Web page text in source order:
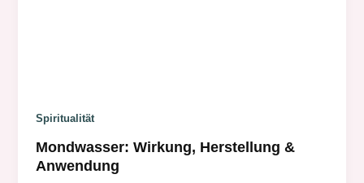
Spiritualität
Mondwasser: Wirkung, Herstellung &
Anwendung